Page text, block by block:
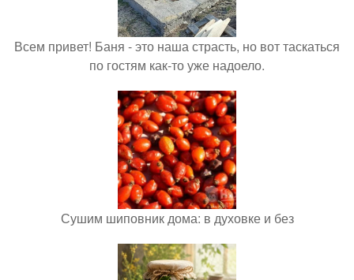
Всем привет! Баня - это наша страсть, но вот таскаться
по гостям как-то уже надоело.
Сушим шиповник дома: в духовке и без